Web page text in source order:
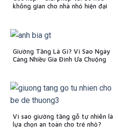
không gian cho nhà nhỏ hiện đại
Giường Tầng Là Gì? Vì Sao Ngày
Càng Nhiều Gia Đình Ưa Chuộng
Vì sao giường tầng gỗ tự nhiên là
lựa chọn an toàn cho trẻ nhỏ?